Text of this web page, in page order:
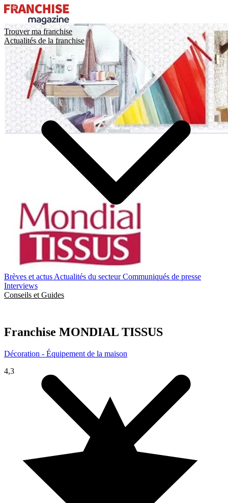
Trouver ma franchise
Actualités de la franchise
Brèves et actus Actualités du secteurCommuniqués de presse
Interviews
Conseils et Guides
Franchise MONDIAL TISSUS
Décoration - Équipement de la maison
4,3